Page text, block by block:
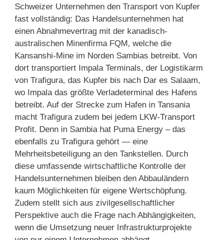
Schweizer Unternehmen den Transport von Kupfer
fast vollständig: Das Handelsunternehmen hat
einen Abnahmevertrag mit der kanadisch-
australischen Minenfirma FQM, welche die
Kansanshi-Mine im Norden Sambias betreibt. Von
dort transportiert Impala Terminals, der Logistikarm
von Trafigura, das Kupfer bis nach Dar es Salaam,
wo Impala das größte Verladeterminal des Hafens
betreibt. Auf der Strecke zum Hafen in Tansania
macht Trafigura zudem bei jedem LKW-Transport
Profit. Denn in Sambia hat Puma Energy – das
ebenfalls zu Trafigura gehört — eine
Mehrheitsbeteiligung an den Tankstellen. Durch
diese umfassende wirtschaftliche Kontrolle der
Handelsunternehmen bleiben den Abbauländern
kaum Möglichkeiten für eigene Wertschöpfung.
Zudem stellt sich aus zivilgesellschaftlicher
Perspektive auch die Frage nach Abhängigkeiten,
wenn die Umsetzung neuer Infrastrukturprojekte